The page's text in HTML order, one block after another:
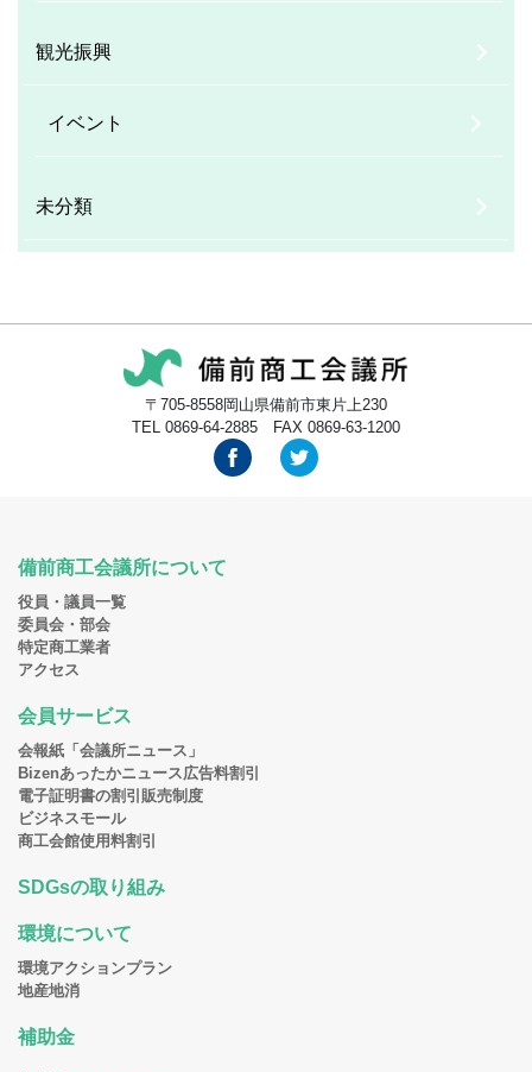
観光振興
イベント
未分類
〒705-8558岡山県備前市東片上230
TEL 0869-64-2885 FAX 0869-63-1200
備前商工会議所について
役員・議員一覧
委員会・部会
特定商工業者
アクセス
会員サービス
会報紙「会議所ニュース」
Bizenあったかニュース広告料割引
電子証明書の割引販売制度
ビジネスモール
商工会館使用料割引
SDGsの取り組み
環境について
環境アクションプラン
地産地消
補助金